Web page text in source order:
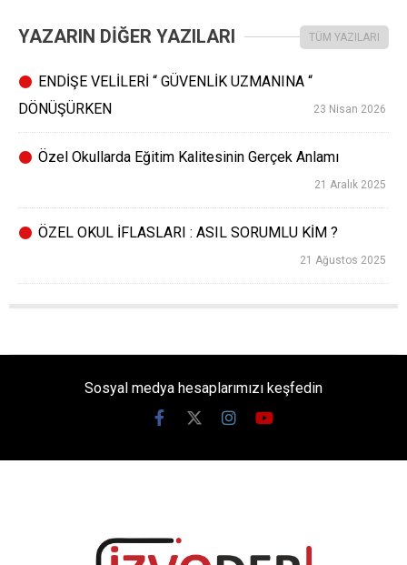
YAZARIN DİĞER YAZILARI TÜM YAZILARI
ENDİŞE VELİLERİ “ GÜVENLİK UZMANINA “
DÖNÜŞÜRKEN
23 Nisan 2026
Özel Okullarda Eğitim Kalitesinin Gerçek Anlamı
21 Aralık 2025
ÖZEL OKUL İFLASLARI : ASIL SORUMLU KİM ?
21 Ağustos 2025
Sosyal medya hesaplarımızı keşfedin